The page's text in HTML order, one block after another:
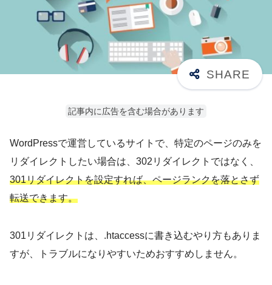
記事内に広告を含む場合があります
WordPressで運営しているサイトで、特定のページのみを
リダイレクトしたい場合は、302リダイレクトではなく、
301リダイレクトを設定すれば、ページランクを落とさず
転送できます。
301リダイレクトは、.htaccessに書き込むやり方もありま
すが、トラブルになりやすいためおすすめしません。